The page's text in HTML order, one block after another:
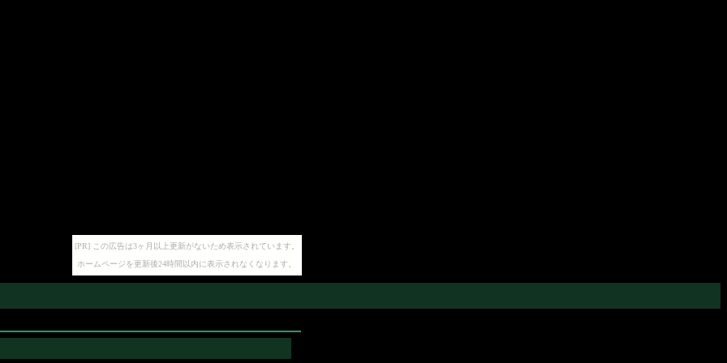
[PR] この広告は3ヶ月以上更新がないため表示されています。
ホームページを更新後24時間以内に表示されなくなります。